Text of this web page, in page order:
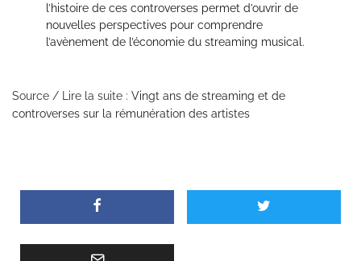
l’histoire de ces controverses permet d’ouvrir de
nouvelles perspectives pour comprendre
l’avènement de l’économie du streaming musical.
Source / Lire la suite : Vingt ans de streaming et de
controverses sur la rémunération des artistes